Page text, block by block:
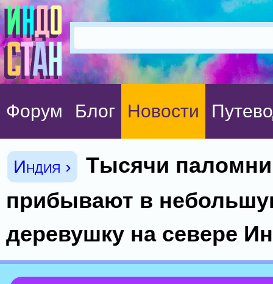
Форум Блог Новости
Индия ›
Тысячи
прибывают в
деревушку на севере